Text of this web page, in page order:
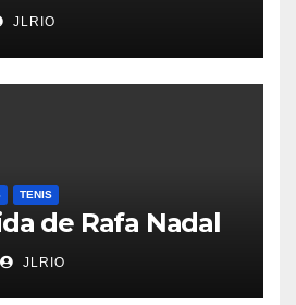
JLRIO
TENIS
de Rafa Nadal
JLRIO